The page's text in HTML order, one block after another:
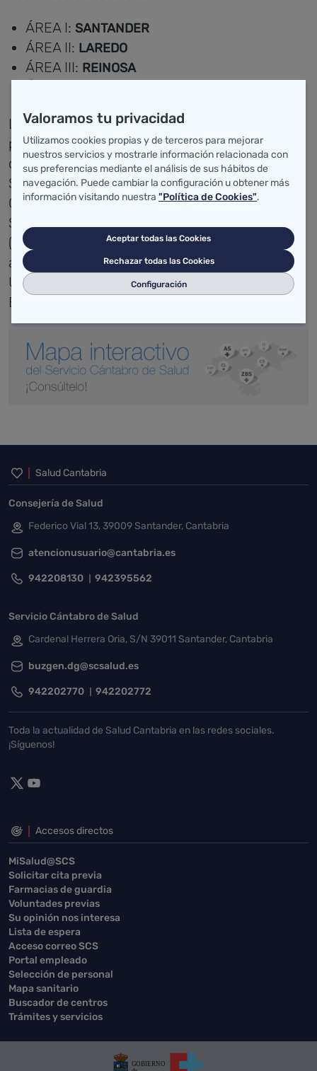
ÁREA I: SANTANDER
ÁREA II: LAREDO
ÁREA III: REINOSA
LaGerencia de Atención Primaria (GAP)
presente en las cuatro Áreas de Salud,
compuestas a su vez por 42 Zonas Básicas de
Salud (ZBS), entre las que se distribuyen 42
Centros de Salud, 117 consultorios y 31
Servicios de Urgencias de Atención Primaria
(SUAP). Además, la GAP cuenta con 5 bases
asistenciales y un Centro Coordinador de
Urgencias correspondientes al Servicio de
Emergencias 061 Cantabria.
Inicio del pie de página
Salud Cantabria
Consejería de Salud
Federico Vial 13, 39009 Santander, Cantabria
atencionusuario@cantabria.es
942208130 942395562
Servicio Cántabro de Salud
Cardenal Herrera Oria, S/N 39011 Santander, Cantabria
buzgen.dg@scsalud.es
942202770 942202772
Toda la actualidad de Salud Cantabria en las redes sociales.
¡Síguenos!
Accesos directos
MiSalud@SCS
Solicitar cita previa
Farmacias de guardia
Voluntades previas
Su opinión nos interesa
Lista de espera
Acceso correo SCS
Portal empleado
Selección de personal
Mapa sanitario
Buscador de centros
Trámites y servicios
Valoramos tu privacidad
Utilizamos cookies propias y de terceros para mejorar
nuestros servicios y mostrarle información relacionada con
sus preferencias mediante el análisis de sus hábitos de
navegación. Puede cambiar la configuración u obtener más
información visitando nuestra "Política de Cookies".
Aceptar todas las Cookies
Rechazar todas las Cookies
Configuración